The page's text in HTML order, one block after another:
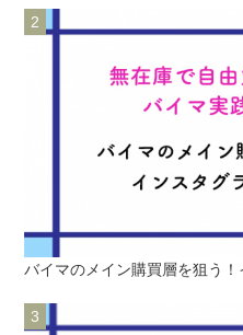
バイマのメイン購買層を狙う